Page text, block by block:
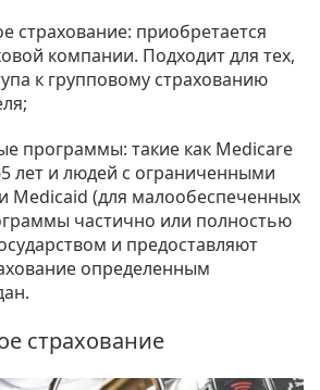
страхование: приобретается
компании. Подходит для тех,
к групповому страхованию
программы: такие как Medicare
лет и людей с ограниченными
Medicaid (для малообеспеченных
частично или полностью
и предоставляют
определенным
страхование